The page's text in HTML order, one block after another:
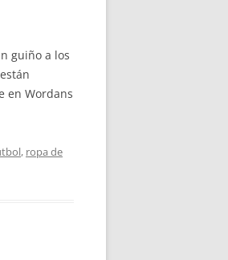
guiño a los
en Wordans
, ropa de